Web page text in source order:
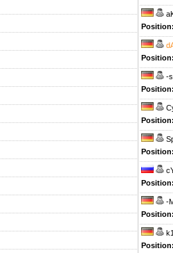
Position:
Position:
-
Position:
Position:
Position:
Position:
-
Position:
Position: